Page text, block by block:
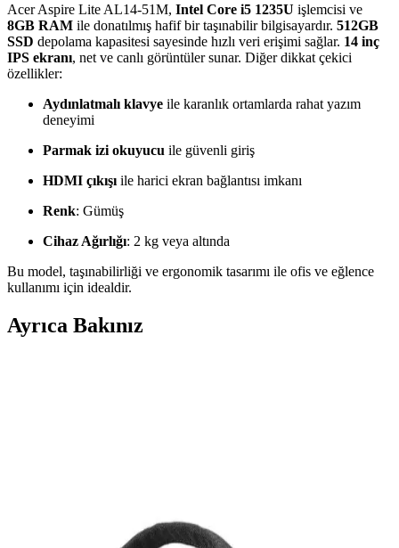
Acer Aspire Lite AL14-51M, Intel Core i5 1235U işlemcisi ve
8GB RAM ile donatılmış hafif bir taşınabilir bilgisayardır. 512GB
SSD depolama kapasitesi sayesinde hızlı veri erişimi sağlar. 14 inç
IPS ekranı, net ve canlı görüntüler sunar. Diğer dikkat çekici
özellikler:
Aydınlatmalı klavye ile karanlık ortamlarda rahat yazım
deneyimi
Parmak izi okuyucu ile güvenli giriş
HDMI çıkışı ile harici ekran bağlantısı imkanı
Renk: Gümüş
Cihaz Ağırlığı: 2 kg veya altında
Bu model, taşınabilirliği ve ergonomik tasarımı ile ofis ve eğlence
kullanımı için idealdir.
Ayrıca Bakınız
USB Flash Sürücüleri ve Karşılaşılan Problemler
Hakkında Kapsamlı Bilgi